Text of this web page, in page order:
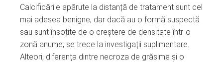
Calcificările apărute la distanță de tratament sunt cel
mai adesea benigne, dar dacă au o formă suspectă
sau sunt însoțite de o creștere de densitate într-o
zonă anume, se trece la investigații suplimentare.
Alteori, diferența dintre necroza de grăsime și o